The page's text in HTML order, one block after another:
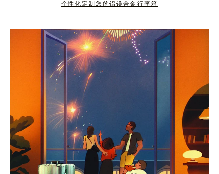
下
击
按
钮
取
消
静
个性化定制您的铝镁合金行李箱